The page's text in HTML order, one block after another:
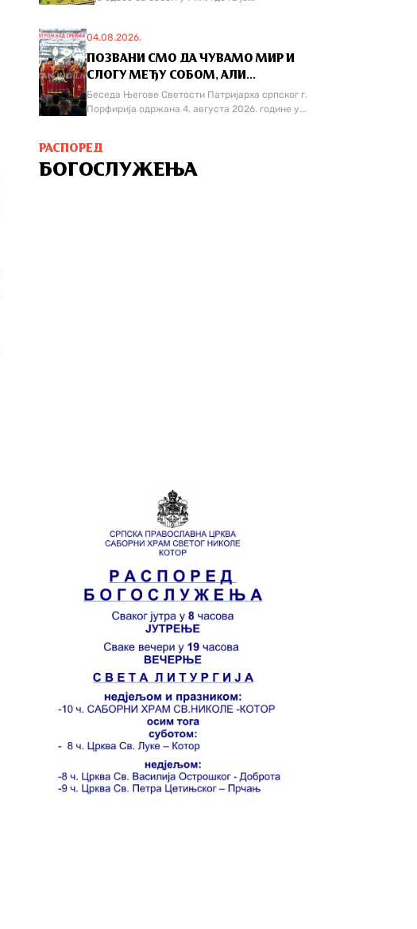
04.08.2026.
ПОЗВАНИ СМО ДА ЧУВАМО МИР И
СЛОГУ МЕЂУ СОБОМ, АЛИ...
Беседа Његове Светости Патријарха српског г.
Порфирија одржана 4. августа 2026. године у...
РАСПОРЕД
БОГОСЛУЖЕЊА